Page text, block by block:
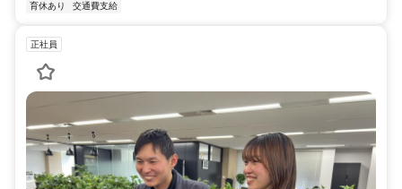
育休あり
交通費支給
正社員